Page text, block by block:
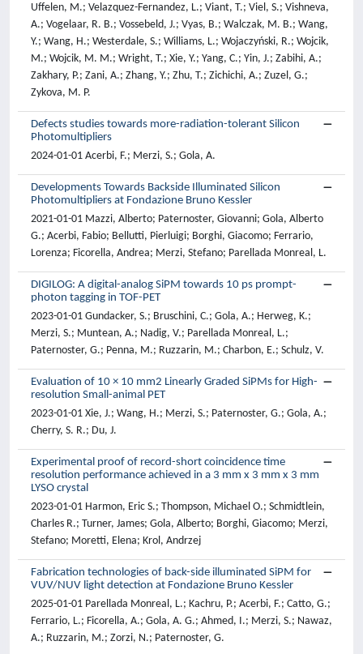
Uffelen, M.; Velazquez-Fernandez, L.; Viant, T.; Viel, S.; Vishneva,
A.; Vogelaar, R. B.; Vossebeld, J.; Vyas, B.; Walczak, M. B.; Wang,
Y.; Wang, H.; Westerdale, S.; Williams, L.; Wojaczyński, R.; Wojcik,
M.; Wojcik, M. M.; Wright, T.; Xie, Y.; Yang, C.; Yin, J.; Zabihi, A.;
Zakhary, P.; Zani, A.; Zhang, Y.; Zhu, T.; Zichichi, A.; Zuzel, G.;
Zykova, M. P.
Defects studies towards more-radiation-tolerant Silicon
Photomultipliers
2024-01-01 Acerbi, F.; Merzi, S.; Gola, A.
Developments Towards Backside Illuminated Silicon
Photomultipliers at Fondazione Bruno Kessler
2021-01-01 Mazzi, Alberto; Paternoster, Giovanni; Gola, Alberto
G.; Acerbi, Fabio; Bellutti, Pierluigi; Borghi, Giacomo; Ferrario,
Lorenza; Ficorella, Andrea; Merzi, Stefano; Parellada Monreal, L.
DIGILOG: A digital-analog SiPM towards 10 ps prompt-
photon tagging in TOF-PET
2023-01-01 Gundacker, S.; Bruschini, C.; Gola, A.; Herweg, K.;
Merzi, S.; Muntean, A.; Nadig, V.; Parellada Monreal, L.;
Paternoster, G.; Penna, M.; Ruzzarin, M.; Charbon, E.; Schulz, V.
Evaluation of 10 × 10 mm2 Linearly Graded SiPMs for High-
resolution Small-animal PET
2023-01-01 Xie, J.; Wang, H.; Merzi, S.; Paternoster, G.; Gola, A.;
Cherry, S. R.; Du, J.
Experimental proof of record-short coincidence time
resolution performance achieved in a 3 mm x 3 mm x 3 mm
LYSO crystal
2023-01-01 Harmon, Eric S.; Thompson, Michael O.; Schmidtlein,
Charles R.; Turner, James; Gola, Alberto; Borghi, Giacomo; Merzi,
Stefano; Moretti, Elena; Krol, Andrzej
Fabrication technologies of back-side illuminated SiPM for
VUV/NUV light detection at Fondazione Bruno Kessler
2025-01-01 Parellada Monreal, L.; Kachru, P.; Acerbi, F.; Catto, G.;
Ferrario, L.; Ficorella, A.; Gola, A. G.; Ahmed, I.; Merzi, S.; Nawaz,
A.; Ruzzarin, M.; Zorzi, N.; Paternoster, G.